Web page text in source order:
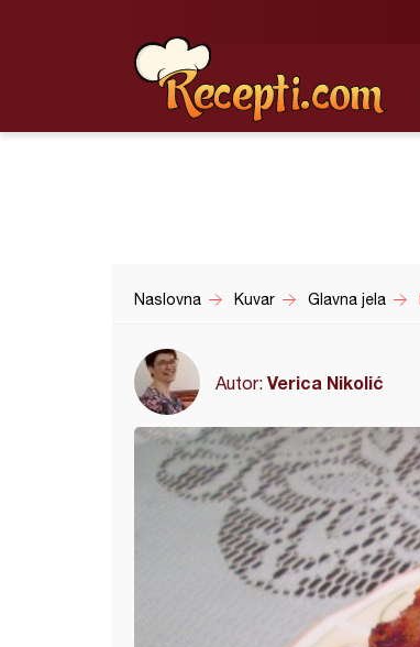
Naslovna Kuvar Glavna jela
Autor: Verica Nikolić